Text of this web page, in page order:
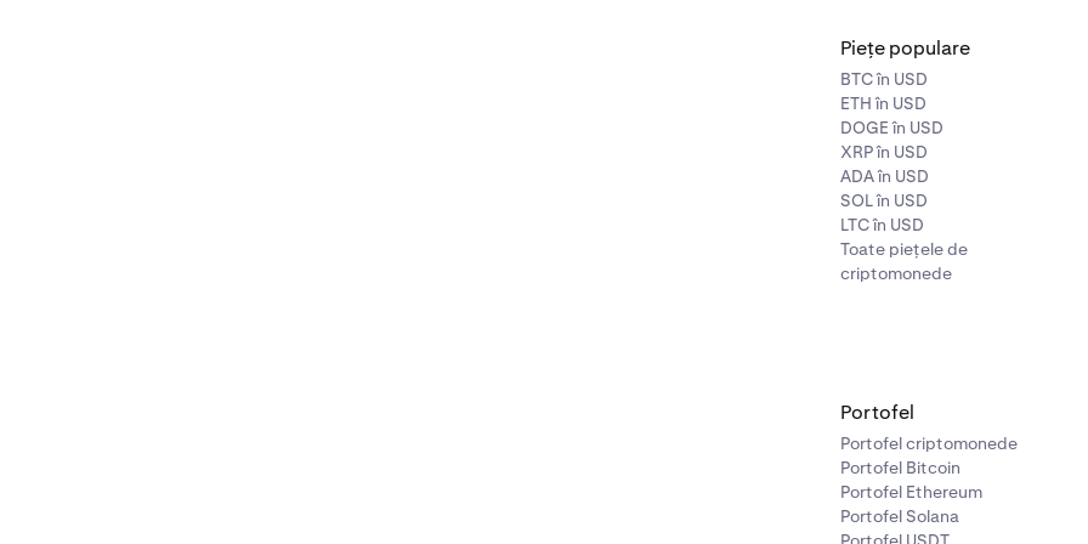
Piețe populare
BTC în USD
ETH în USD
DOGE în USD
XRP în USD
ADA în USD
SOL în USD
LTC în USD
Toate piețele de
criptomonede
Portofel
Portofel criptomonede
Portofel Bitcoin
Portofel Ethereum
Portofel Solana